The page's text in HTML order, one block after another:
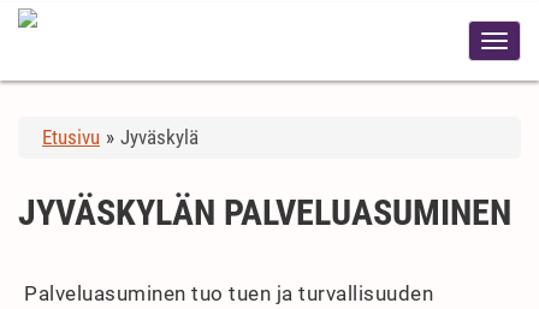
Etusivu » Jyväskylä
JYVÄSKYLÄN PALVELUASUMINEN
Palveluasuminen tuo tuen ja turvallisuuden